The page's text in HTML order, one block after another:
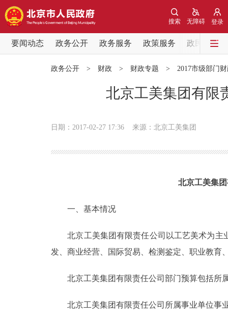
登录
无障碍
搜索
要闻动态 政务公开 政务服务 政策服务
政民互动
决策公开
政务服务
个人服务
政务公开 > 财政 > 财政专题 > 2017市级部门
北京工美集团有限
日期：2017-02-27 17:36 来源：北京工美集团
北京工美集
一、基本情况
北京工美集团有限责任公司以工艺美术为主
发、商业经营、国际贸易、检测鉴定、职业教育
北京工美集团有限责任公司部门预算包括所属
北京工美集团有限责任公司所属事业单位事